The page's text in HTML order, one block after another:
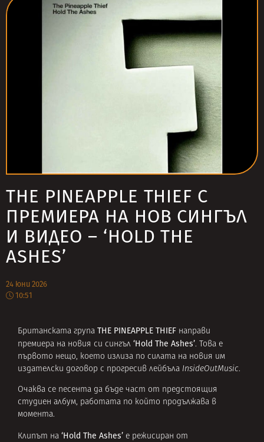
THE PINEAPPLE THIEF С
ПРЕМИЕРА НА НОВ СИНГЪЛ
И ВИДЕО – ‘HOLD THE
ASHES’
24 юни 2026
10:51
Британската група THE PINEAPPLE THIEF направи
премиера на новия си сингъл ‘Hold The Ashes’. Това е
първото нещо, което излиза по силата на новия им
издателски договор с прогресив лейбъла InsideOutMusic.
Очаква се песента да бъде част от предстоящия
студиен албум, работата по който продължава в
момента.
Клипът на ‘Hold The Ashes’ е режисиран от